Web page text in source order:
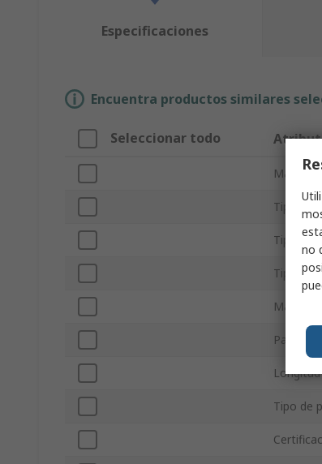
Especificaciones
Encuentra productos similares
Seleccionar todo
Marca
Tipo de
Tipo de
Tipo de
Material
Paso
Tipo de
no